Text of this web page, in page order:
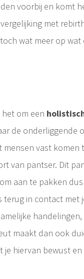
voorbij en komt
met
wat meer op wat
om een
de onderliggende
vast komen
van pantser. Dit
aan te pakken
in contact met
maakt dan ook
je hiervan bewust